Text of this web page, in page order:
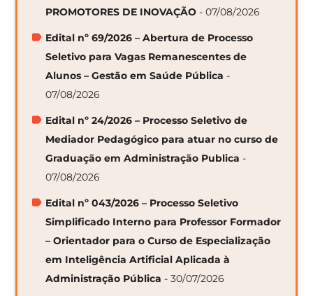
PROMOTORES DE INOVAÇÃO - 07/08/2026
Edital nº 69/2026 – Abertura de Processo
Seletivo para Vagas Remanescentes de
Alunos – Gestão em Saúde Pública -
07/08/2026
Edital nº 24/2026 – Processo Seletivo de
Mediador Pedagógico para atuar no curso de
Graduação em Administração Publica -
07/08/2026
Edital nº 043/2026 – Processo Seletivo
Simplificado Interno para Professor Formador
– Orientador para o Curso de Especialização
em Inteligência Artificial Aplicada à
Administração Pública - 30/07/2026